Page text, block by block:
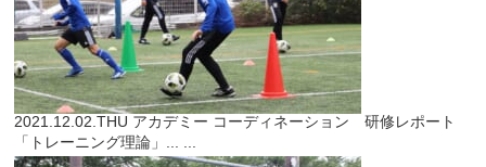
2021.12.02.THU アカデミー コーディネーション 研修レポート
「トレーニング理論」... ...